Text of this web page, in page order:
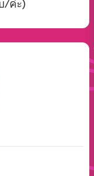
/ค่ะ)